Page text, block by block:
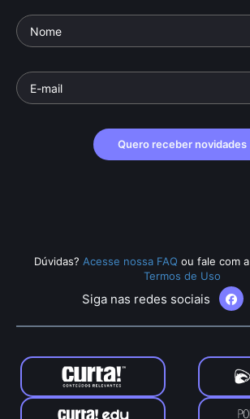
Quero receber novidades
Dúvidas? Acesse nossa FAQ ou fale com a
Termos de Uso
Siga nas redes sociais